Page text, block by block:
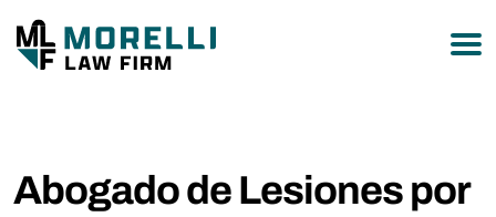
Abogado de Lesiones por